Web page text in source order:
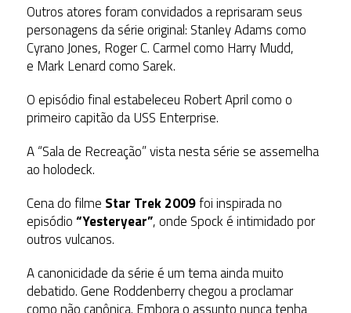
Outros atores foram convidados a reprisaram seus
personagens da série original: Stanley Adams como
Cyrano Jones, Roger C. Carmel como Harry Mudd,
e Mark Lenard como Sarek.
O episódio final estabeleceu Robert April como o
primeiro capitão da USS Enterprise.
A “Sala de Recreação” vista nesta série se assemelha
ao holodeck.
Cena do filme Star Trek 2009foi inspirada no
episódio“Yesteryear”, onde Spock é intimidado por
outros vulcanos.
A canonicidade da série é um tema ainda muito
debatido. Gene Roddenberry chegou a proclamar